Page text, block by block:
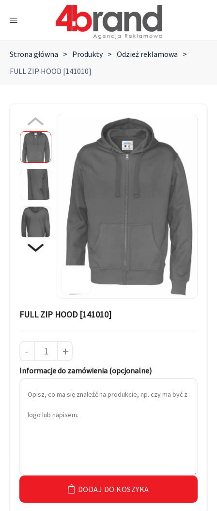
Strona główna > Produkty > Odzież reklamowa >
FULL ZIP HOOD [141010]
FULL ZIP HOOD [141010]
- +
Informacje do zamówienia (opcjonalne)
DODAJ DO KOSZYKA